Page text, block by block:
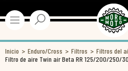
Inicio Enduro/Cross Filtros
Filtros del
Filtro de aire Twin air Beta RR 125/200/250/